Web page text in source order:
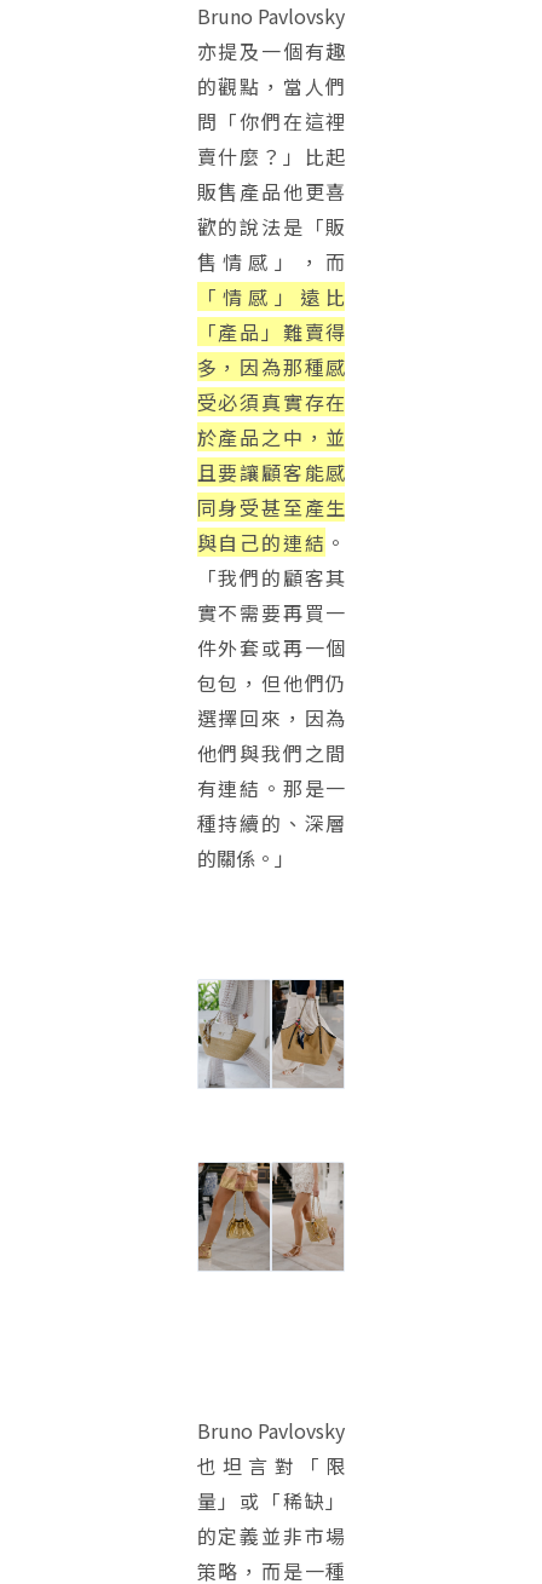
Bruno Pavlovsky
亦提及一個有趣
的觀點，當人們
問「你們在這裡
賣什麼？」比起
販售產品他更喜
歡的說法是「販
售情感」，而
「情感」遠比
「產品」難賣得
多，因為那種感
受必須真實存在
於產品之中，並
且要讓顧客能感
同身受甚至產生
與自己的連結 。
「我們的顧客其
實不需要再買一
件外套或再一個
包包，但他們仍
選擇回來，因為
他們與我們之間
有連結。那是一
種持續的、深層
的關係。」
Bruno Pavlovsky
也坦言對「限
量」或「稀缺」
的定義並非市場
策略，而是一種